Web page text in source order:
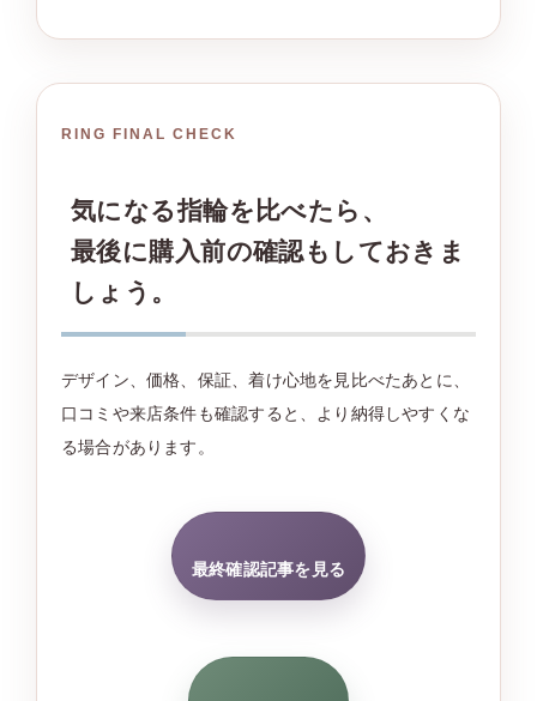
RING FINAL CHECK
気になる指輪を比べたら、
最後に購入前の確認もしておきま
しょう。
デザイン、価格、保証、着け心地を見比べたあとに、
口コミや来店条件も確認すると、より納得しやすくな
る場合があります。
最終確認記事を見る